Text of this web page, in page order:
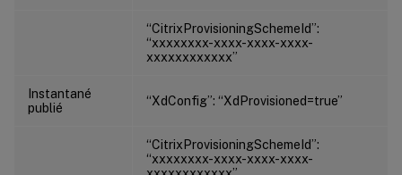
“CitrixProvisioningSchemeId”:
“xxxxxxxx-xxxx-xxxx-xxxx-
xxxxxxxxxxxx”
Instantané
publié
“XdConfig”: “XdProvisioned=true”
“CitrixProvisioningSchemeId”:
“xxxxxxxx-xxxx-xxxx-xxxx-